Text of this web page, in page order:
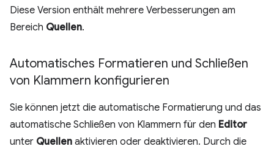
Diese Version enthält mehrere Verbesserungen am
Bereich Quellen.
Automatisches Formatieren und Schließen
von Klammern konfigurieren
Sie können jetzt die automatische Formatierung und das
automatische Schließen von Klammern für den Editor
unter Quellen aktivieren oder deaktivieren. Durch die